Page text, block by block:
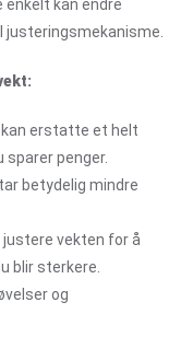
kan endre
justeringsmekanisme.
erstatte et helt
penger.
betydelig mindre
justere vekten for å
blir sterkere.
og